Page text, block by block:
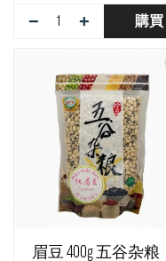
− + 購買
眉豆 400g 五谷杂粮